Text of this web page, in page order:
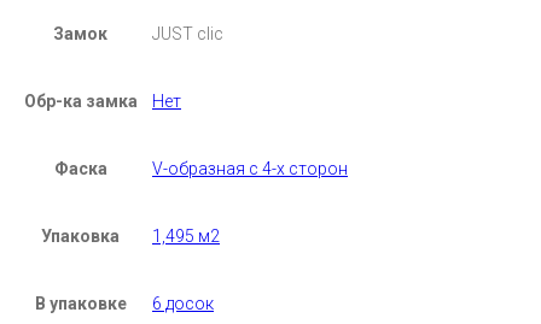
Замок JUST clic
Обр-ка замка Нет
Фаска V-образная с 4-х сторон
Упаковка 1,495 м2
В упаковке 6 досок